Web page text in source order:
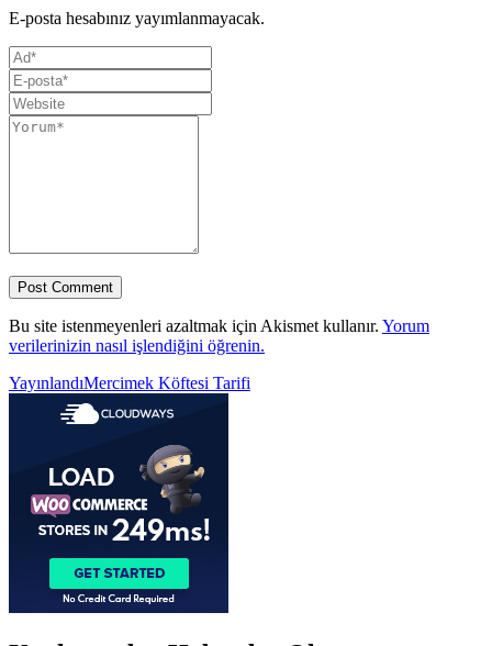
E-posta hesabınız yayımlanmayacak.
Bu site istenmeyenleri azaltmak için Akismet kullanır. Yorum
verilerinizin nasıl işlendiğini öğrenin.
Yazı
gezinmesi
YayınlandıMercimek Köftesi Tarifi